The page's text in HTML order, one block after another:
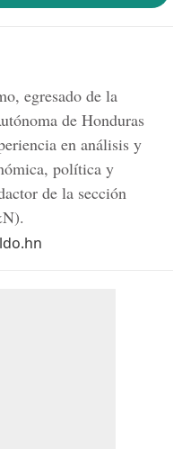
egresado de la
de Honduras
en análisis y
política y
de la sección